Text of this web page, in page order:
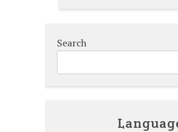
Search